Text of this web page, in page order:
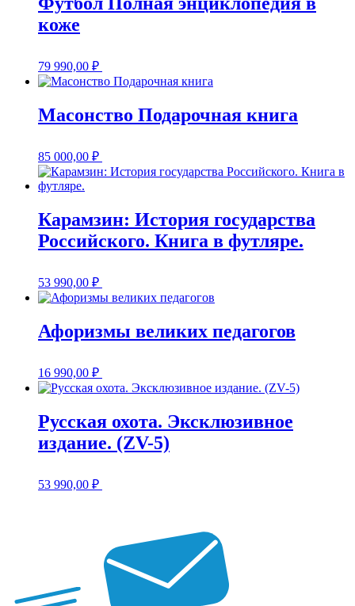
коже
79 990,00 ₽
Масонство Подарочная книга
85 000,00 ₽
Карамзин: История государства
Российского. Книга в футляре.
53 990,00 ₽
Афоризмы великих педагогов
16 990,00 ₽
Русская охота. Эксклюзивное
издание. (ZV-5)
53 990,00 ₽